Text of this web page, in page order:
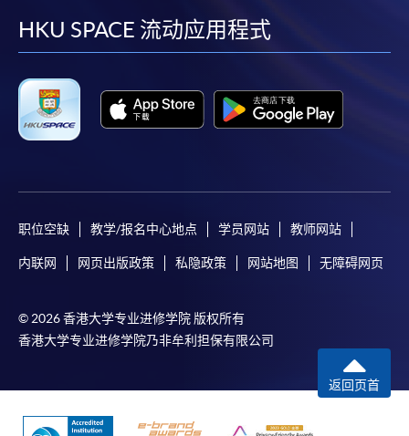
facebook
youtube
linkedin
HKU SPACE 流动应用程式
职位空缺 教学/报名中心地点 学员网站 教师网站
内联网 网页出版政策 私隐政策 网站地图 无障碍网页
© 2026 香港大学专业进修学院 版权所有
香港大学专业进修学院乃非牟利担保有限公司
返回页首